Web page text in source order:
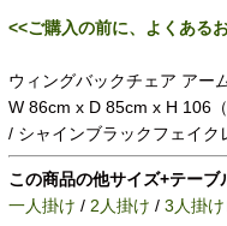
<<ご購入の前に、よくある
ウィングバックチェア アー
W 86cm x D 85cm x H 106
/ シャインブラックフェイク
この商品の他サイズ+テーブ
一人掛け / 2人掛け / 3人掛け